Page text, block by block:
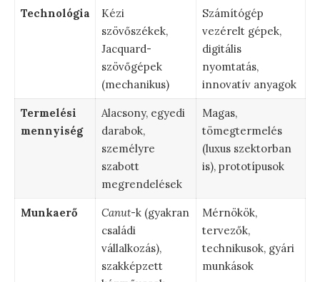
Technológia
Kézi
szövőszékek,
Jacquard-
szövőgépek
(mechanikus)
Számítógép
vezérelt gépek,
digitális
nyomtatás,
innovatív anyagok
Termelési
mennyiség
Alacsony, egyedi
darabok,
személyre
szabott
megrendelések
Magas,
tömegtermelés
(luxus szektorban
is), prototípusok
Munkaerő Canut-k (gyakran
családi
vállalkozás),
szakképzett
Mérnökök,
tervezők,
technikusok, gyári
munkások